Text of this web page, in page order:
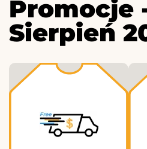
Promocje
Sierpień